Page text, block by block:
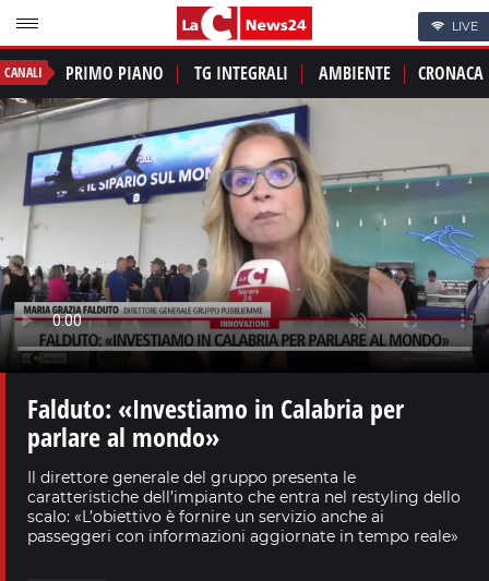
LIVE
CANALI PRIMO PIANO TG INTEGRALI AMBIENTE CRONACA
Falduto: «Investiamo in Calabria per
parlare al mondo»
Il direttore generale del gruppo presenta le
caratteristiche dell’impianto che entra nel restyling dello
scalo: «L’obiettivo è fornire un servizio anche ai
passeggeri con informazioni aggiornate in tempo reale»